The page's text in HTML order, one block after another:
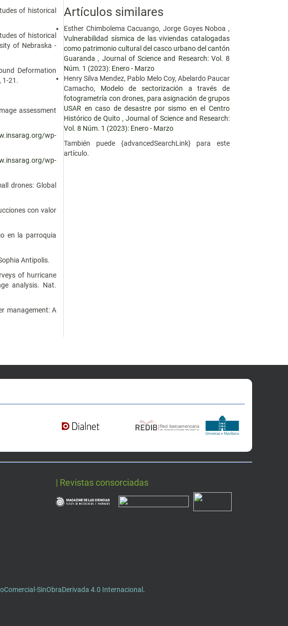
of historical
of historical
of Nebraska -
Deformation
1-21.
assessment
wp-
wp-
drones: Global
con valor
en la parroquia
Antipolis.
of hurricane
analysis. Nat.
management: A
Artículos similares
Esther Chimbolema Cacuango, Jorge Goyes Noboa ,
Vulnerabilidad sísmica de las viviendas catalogadas
como patrimonio cultural del casco urbano del cantón
Guaranda , Journal of Science and Research: Vol. 8
Núm. 1 (2023): Enero - Marzo
Henry Silva Mendez, Pablo Melo Coy, Abelardo Paucar
Camacho, Modelo de sectorización a través de
fotogrametría con drones, para asignación de grupos
USAR en caso de desastre por sismo en el Centro
Histórico de Quito , Journal of Science and Research:
Vol. 8 Núm. 1 (2023): Enero - Marzo
También puede {advancedSearchLink} para este
artículo.
| Revistas consorciadas
SinObraDerivada 4.0 Internacional .